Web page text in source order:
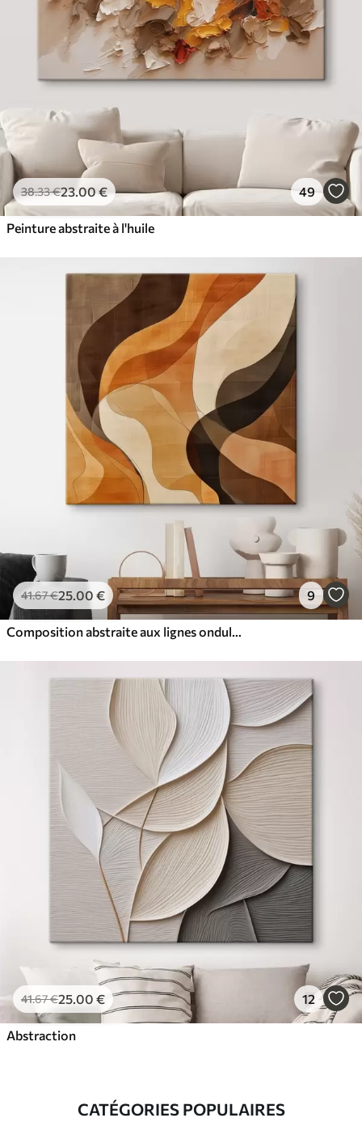
38.33€23.00€ 49
Peinture abstraite à l'huile
41.67€25.00 € 9
Composition abstraite aux lignes ondulées dynamiques, dans une palette de tons brun terre cuite
41.67€25.00 € 12
Abstraction
CATÉGORIES POPULAIRES